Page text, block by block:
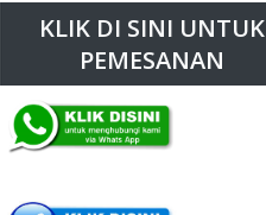
KLIK DI SINI UNTUK
PEMESANAN